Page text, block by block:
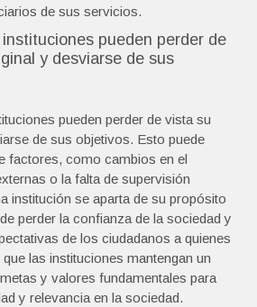
de sus servicios.
pueden perder de
y desviarse de sus
pueden perder de vista su
de sus objetivos. Esto puede
factores, como cambios en el
o la falta de supervisión
institución se aparta de su propósito
perder la confianza de la sociedad y
de los ciudadanos a quienes
las instituciones mantengan un
y valores fundamentales para
y relevancia en la sociedad.